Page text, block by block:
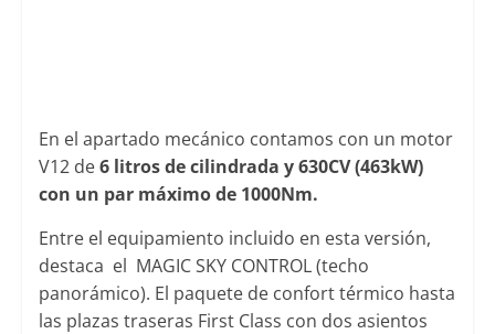
En el apartado mecánico contamos con un motor
V12 de6 litros de cilindrada y 630CV (463kW)
con un par máximo de 1000Nm.
Entre el equipamiento incluido en esta versión,
destaca el MAGIC SKY CONTROL (techo
panorámico). El paquete de confort térmico hasta
las plazas traseras First Class con dos asientos